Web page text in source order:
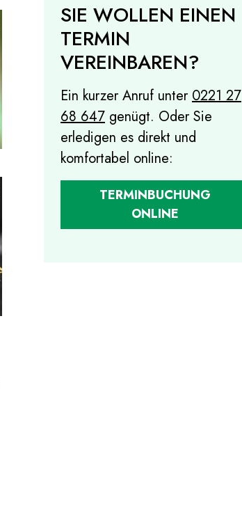
SIE WOLLEN EINEN
TERMIN
VEREINBAREN?
Ein kurzer Anruf unter0221 27
68 647 genügt. Oder Sie
erledigen es direkt und
komfortabel online:
TERMINBUCHUNG
ONLINE